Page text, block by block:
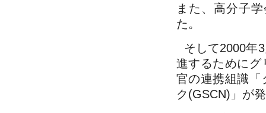
また、高分子
た。
そして2000年
進するためにグ
官の連携組識「
ク(GSCN)」が